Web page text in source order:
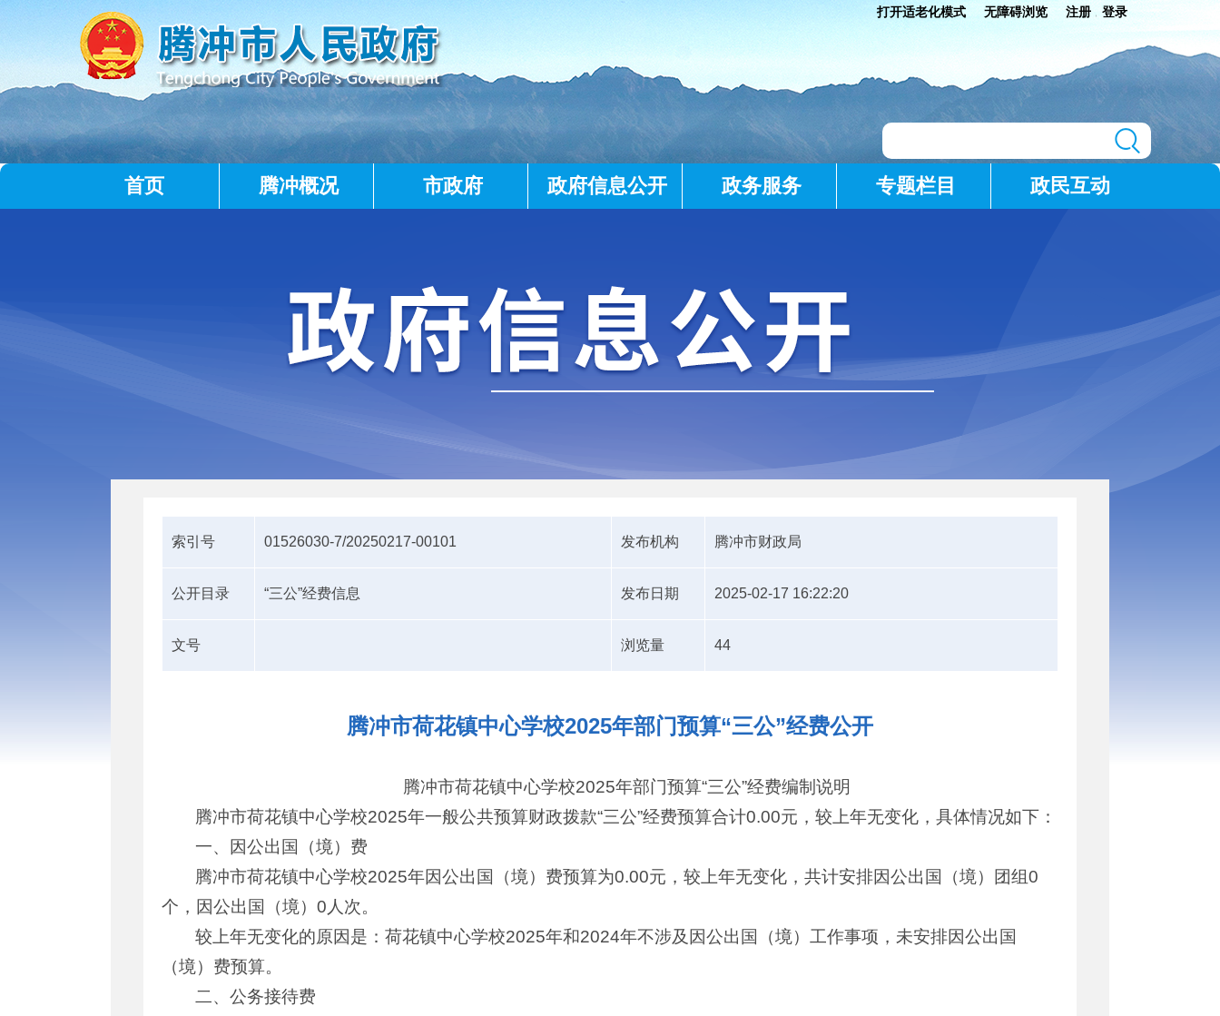
打开适老化模式 无障碍浏览 注册 登录
首页 腾冲概况 市政府 政府信息公开 政务服务 专题栏目 政民互动
索引号 01526030-7/20250217-00101 发布机构 腾冲市财政局
公开目录 “三公”经费信息 发布日期 2025-02-17 16:22:20
文号 浏览量 44
腾冲市荷花镇中心学校2025年部门预算“三公”经费公开
腾冲市荷花镇中心学校2025年部门预算“三公”经费编制说明
腾冲市荷花镇中心学校2025年一般公共预算财政拨款“三公”经费预算合计0.00元，较上年无变化，具体情况如下：
一、因公出国（境）费
腾冲市荷花镇中心学校2025年因公出国（境）费预算为0.00元，较上年无变化，共计安排因公出国（境）团组0
个，因公出国（境）0人次。
较上年无变化的原因是：荷花镇中心学校2025年和2024年不涉及因公出国（境）工作事项，未安排因公出国
（境）费预算。
二、公务接待费